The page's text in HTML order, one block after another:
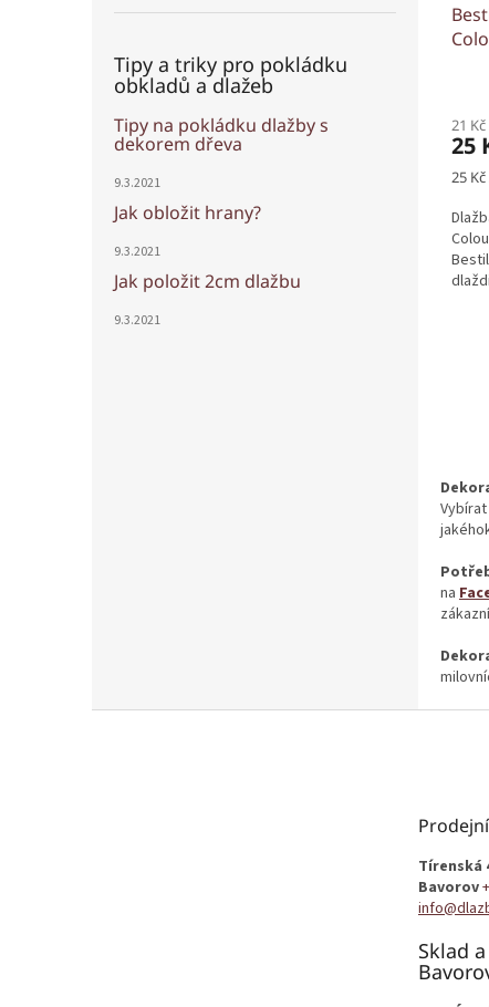
Tipy a triky pro pokládku
obkladů a dlažeb
Tipy na pokládku dlažby s
dekorem dřeva
9.3.2021
Jak obložit hrany?
9.3.2021
Jak položit 2cm dlažbu
9.3.2021
21
25
25
na
Tírenská
Bavorov
Sklad